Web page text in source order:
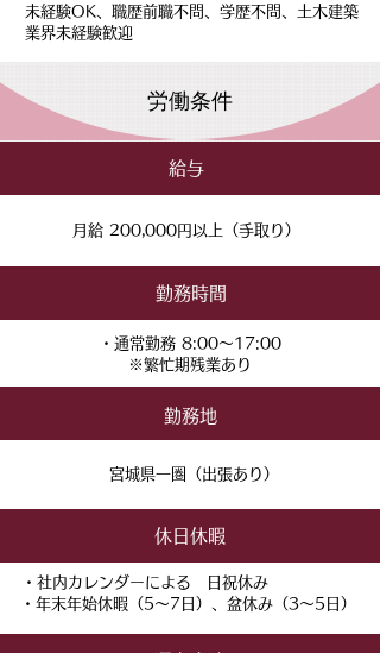
未経験OK、職歴前職不問、学歴不問、土木建築
業界未経験歓迎​
労働条件
給与
月給 200,000円以上（手取り）
勤務時間
・通常勤務 8:00～17:00
※繁忙期残業あり
​勤務地
​宮城県一圏（出張あり）
​休日休暇
​・社内カレンダーによる 日祝休み
・年末年始休暇（5〜7日）、盆休み（3〜5日）